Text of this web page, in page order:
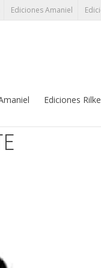
Ediciones Amaniel
Ediciones Rilke